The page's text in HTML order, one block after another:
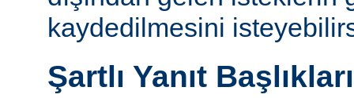
kaydedilmesini
Şartlı Yanıt Başlıkları